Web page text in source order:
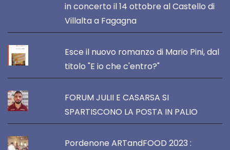
in concerto il 14 ottobre al Castello di
Villalta a Fagagna
Esce il nuovo romanzo di Mario Pini, dal
titolo "E io che c'entro?"
FORUM JULII E CASARSA SI
SPARTISCONO LA POSTA IN PALIO
Pordenone ARTandFOOD 2023 :